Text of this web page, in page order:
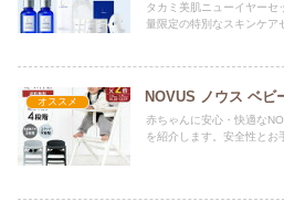
タカミ美肌ニューイヤーセ
量限定の特別なスキンケア
オススメ NOVUS ノウス ベビ
赤ちゃんに安心・快適な
を紹介します。安全性とお